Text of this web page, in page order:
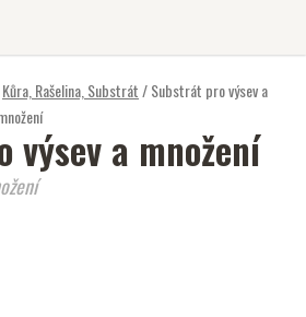
Kůra, Rašelina, Substrát/Substrát pro výsev a
výsev a množení